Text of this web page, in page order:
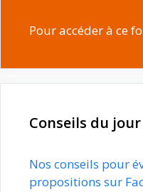
Pour accéder à ce
Conseils du jour
Nos conseils pour
propositions sur